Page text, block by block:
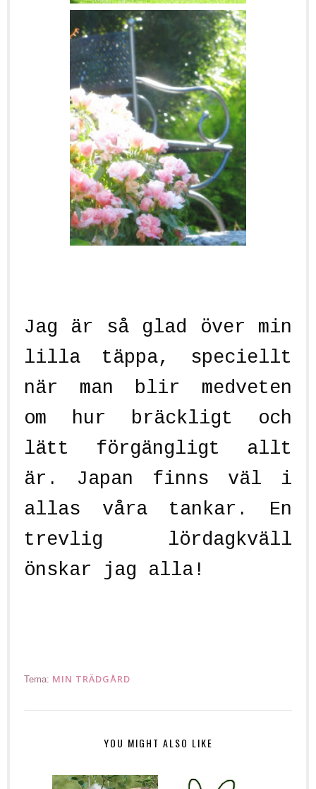
Jag är så glad över min
lilla täppa, speciellt
när man blir medveten
om hur bräckligt och
lätt förgängligt allt
är. Japan finns väl i
allas våra tankar. En
trevlig lördagkväll
önskar jag alla!
Tema: MIN TRÄDGÅRD
YOU MIGHT ALSO LIKE